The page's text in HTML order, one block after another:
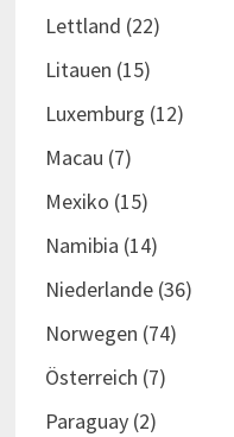
Lettland (22)
Litauen (15)
Luxemburg (12)
Macau (7)
Mexiko (15)
Namibia (14)
Niederlande(36)
Norwegen (74)
Österreich (7)
Paraguay(2)